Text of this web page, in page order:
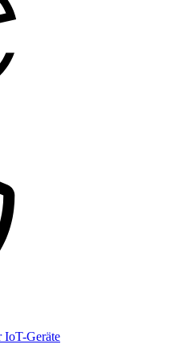
Geräte